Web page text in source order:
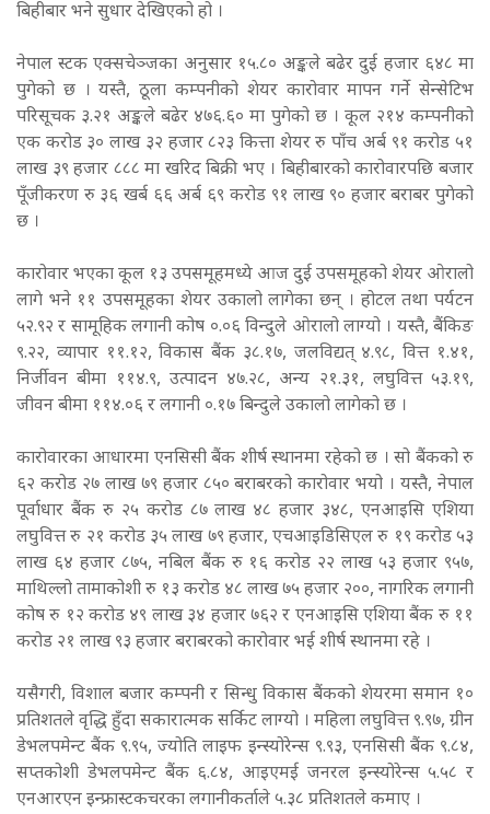
बिहीबार भने सुधार देखिएको हो ।
नेपाल स्टक एक्सचेञ्जका अनुसार १५.८० अङ्कले बढेर दुई हजार ६४८ मा
पुगेको छ । यस्तै, ठूला कम्पनीको शेयर कारोवार मापन गर्ने सेन्सेटिभ
परिसूचक ३.२१ अङ्कले बढेर ४७६.६० मा पुगेको छ । कूल २१४ कम्पनीको
एक करोड ३० लाख ३२ हजार ८२३ कित्ता शेयर रु पाँच अर्ब ९१ करोड ५१
लाख ३९ हजार ८८८ मा खरिद बिक्री भए । बिहीबारको कारोवारपछि बजार
पूँजीकरण रु ३६ खर्ब ६६ अर्ब ६९ करोड ९१ लाख ९० हजार बराबर पुगेको
छ ।
कारोवार भएका कूल १३ उपसमूहमध्ये आज दुई उपसमूहको शेयर ओरालो
लागे भने ११ उपसमूहका शेयर उकालो लागेका छन् । होटल तथा पर्यटन
५२.९२ र सामूहिक लगानी कोष ०.०६ विन्दुले ओरालो लाग्यो । यस्तै, बैंकिङ
९.२२, व्यापार ११.१२, विकास बैंक ३८.१७, जलविद्यत् ४.९८, वित्त १.४१,
निर्जीवन बीमा ११४.९, उत्पादन ४७.२८, अन्य २१.३१, लघुवित्त ५३.१९,
जीवन बीमा ११४.०६ र लगानी ०.१७ बिन्दुले उकालो लागेको छ ।
कारोवारका आधारमा एनसिसी बैंक शीर्ष स्थानमा रहेको छ । सो बैंकको रु
६२ करोड २७ लाख ७९ हजार ८५० बराबरको कारोवार भयो । यस्तै, नेपाल
पूर्वाधार बैंक रु २५ करोड ८७ लाख ४८ हजार ३४८, एनआइसि एशिया
लघुवित्त रु २१ करोड ३५ लाख ७९ हजार, एचआइडिसिएल रु १९ करोड ५३
लाख ६४ हजार ८७५, नबिल बैंक रु १६ करोड २२ लाख ५३ हजार ९५७,
माथिल्लो तामाकोशी रु १३ करोड ४८ लाख ७५ हजार २००, नागरिक लगानी
कोष रु १२ करोड ४९ लाख ३४ हजार ७६२ र एनआइसि एशिया बैंक रु ११
करोड २१ लाख ९३ हजार बराबरको कारोवार भई शीर्ष स्थानमा रहे ।
यसैगरी, विशाल बजार कम्पनी र सिन्धु विकास बैंकको शेयरमा समान १०
प्रतिशतले वृद्धि हुँदा सकारात्मक सर्किट लाग्यो । महिला लघुवित्त ९.९७, ग्रीन
डेभलपमेन्ट बैंक ९.९५, ज्योति लाइफ इन्स्योरेन्स ९.९३, एनसिसी बैंक ९.८४,
सप्तकोशी डेभलपमेन्ट बैंक ६.८४, आइएमई जनरल इन्स्योरेन्स ५.५८ र
एनआरएन इन्फ्रास्टकचरका लगानीकर्ताले ५.३८ प्रतिशतले कमाए ।